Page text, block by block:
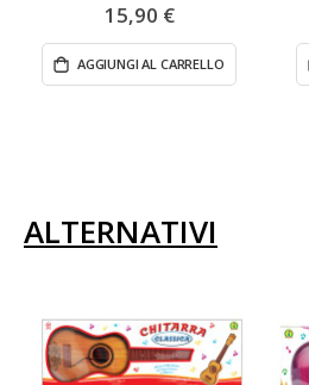
15,90 €
AGGIUNGI AL CARRELLO
ALTERNATIVI